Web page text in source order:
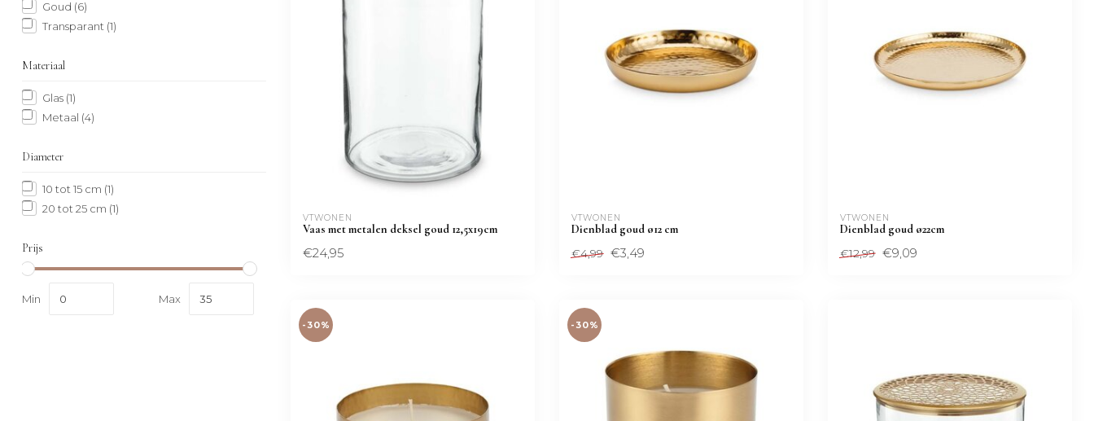
Goud (6)
Transparant (1)
Materiaal
Glas (1)
Metaal (4)
Diameter
10 tot 15 cm (1)
20 tot 25 cm (1)
Prijs
Min Max
VTWONEN
Vaas met metalen deksel goud 12,5x19cm
€24,95
VTWONEN
Dienblad goud ø12 cm
€4,99 €3,49
VTWONEN
Dienblad goud ø22cm
€12,99 €9,09
-30% -30%